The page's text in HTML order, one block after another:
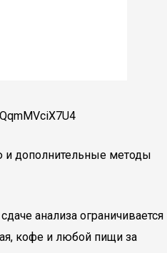
и дополнительные методы
анализа ограничивается
кофе и любой пищи за